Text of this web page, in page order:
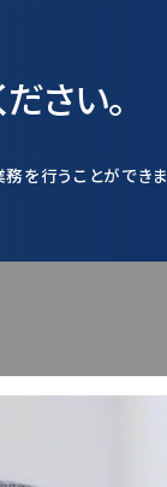
さい。
を行うことができま